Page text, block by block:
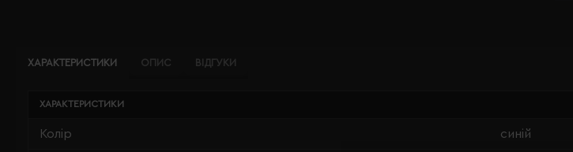
ХАРАКТЕРИСТИКИ ОПИС ВІДГУКИ
ХАРАКТЕРИСТИКИ
Колір синій